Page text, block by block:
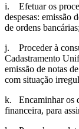
i. Efetuar os
despesas: emissão
de ordens bancárias;
j. Proceder à
Cadastramento
emissão de notas
com situação
k. Encaminhar os
financeira, para